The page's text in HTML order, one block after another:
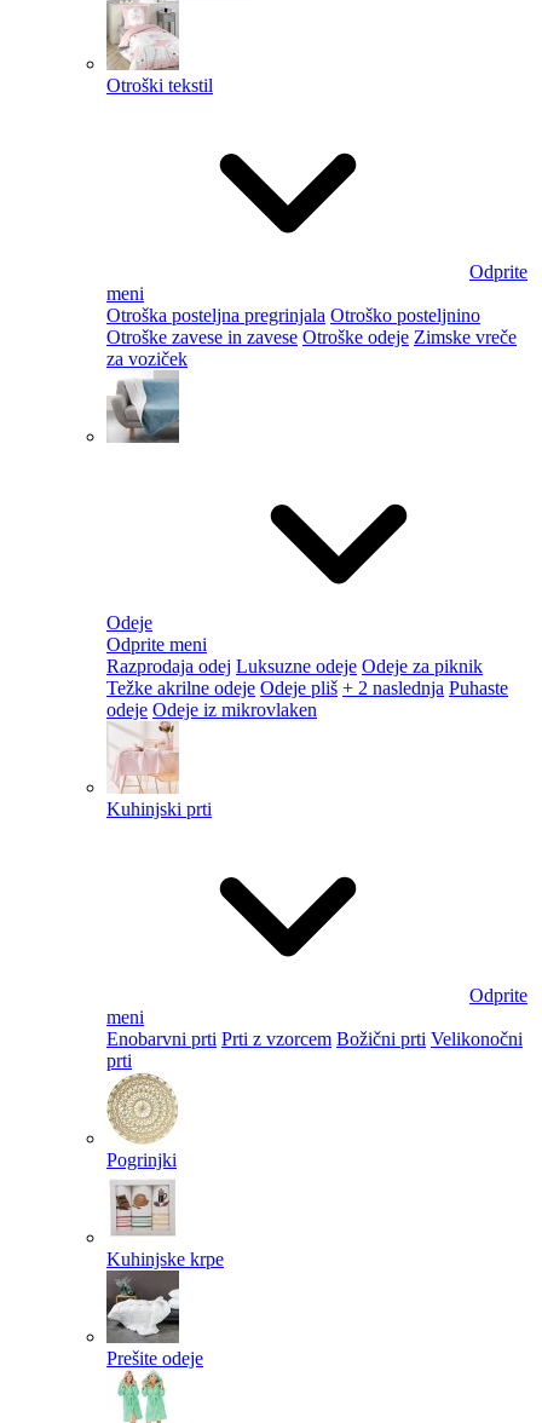
Otroški tekstil
Odprite
meni
Otroška posteljna pregrinjala Otroško posteljnino
Otroške zavese in zavese Otroške odeje Zimske vreče
za voziček
Odeje
Odprite meni
Razprodaja odej Luksuzne odeje Odeje za piknik
Težke akrilne odeje Odeje pliš + 2 naslednja Puhaste
odeje Odeje iz mikrovlaken
Kuhinjski prti
Odprite
meni
Enobarvni prti Prti z vzorcem Božični prti Velikonočni
prti​
Pogrinjki
Kuhinjske krpe
Prešite odeje